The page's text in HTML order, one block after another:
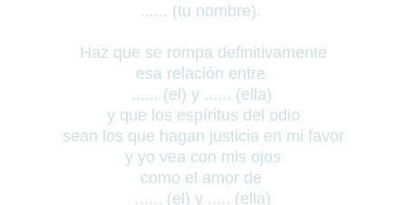
...... (tu nombre).
Haz que se rompa definitivamente
esa relación entre
...... (el) y ...... (ella)
y que los espíritus del odio
sean los que hagan justicia en mi favor
y yo vea con mis ojos
como el amor de
...... (el) y ..... (ella)